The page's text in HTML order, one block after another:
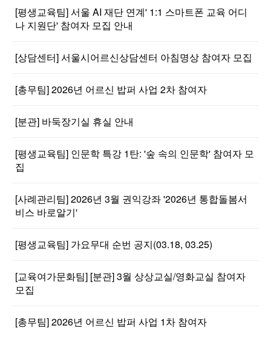
[평생교육팀] 서울 AI 재단 연계' 1:1 스마트폰 교육 어디
나 지원단' 참여자 모집 안내
[상담센터] 서울시어르신상담센터 아침명상 참여자 모집
[총무팀] 2026년 어르신 밥퍼 사업 2차 참여자
[분관] 바둑장기실 휴실 안내
[평생교육팀] 인문학 특강 1탄: '숲 속의 인문학' 참여자 모
집
[사례관리팀] 2026년 3월 권익강좌 '2026년 통합돌봄서
비스 바로알기'
[평생교육팀] 가요무대 순번 공지(03.18, 03.25)
[교육여가문화팀] [분관] 3월 상상교실/영화교실 참여자
모집
[총무팀] 2026년 어르신 밥퍼 사업 1차 참여자